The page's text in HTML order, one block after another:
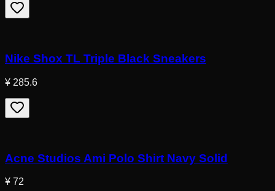
Nike Shox TL Triple Black Sneakers
¥ 285.6
Acne Studios Ami Polo Shirt Navy Solid
¥ 72